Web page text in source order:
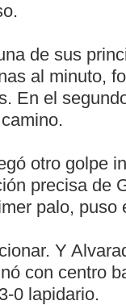
de sus
al minuto,
En el
otro golpe
precisa de
palo, puso
Y
con centro
0 lapidario.